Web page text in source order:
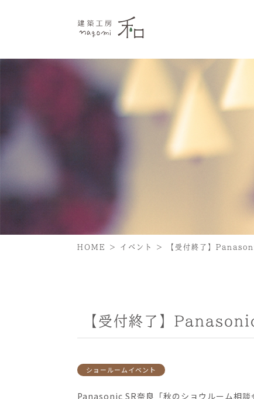
HOME > イベント > 【受付終了】
【受付終了】
ショールームイベント
Panasonic SR奈良「秋のショウルーム相談